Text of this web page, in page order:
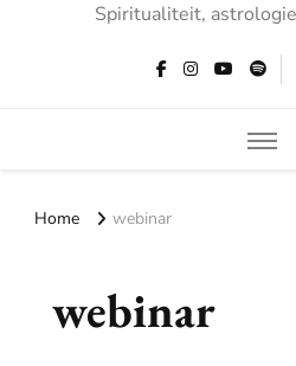
Spiritualiteit,
Home webinar
webinar